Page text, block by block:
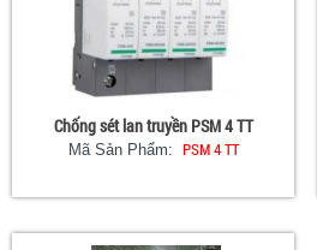
Chống sét lan truyền PSM 4 TT
Mã Sản Phẩm: PSM 4 TT